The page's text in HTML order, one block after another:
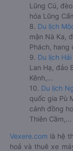
Lũng Cú,
hóa Lũng
8. Du lịch
mận Nà Ka,
Phách, hang
9. Du lịch
Lan Hạ, đảo
Kênh,...
10. Du lịch
quốc gia Pù
cánh đồng
Thiên Cầm,...
Vexere.com là hệ
hoả và thuê xe